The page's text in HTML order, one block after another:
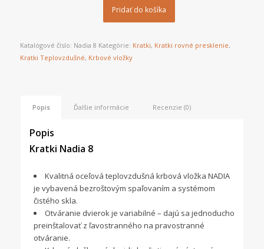
Pridať do košíka
Katalógové číslo: Nadia 8 Kategórie: Kratki, Kratki rovné presklenie,
Kratki Teplovzdušné, Krbové vložky
Popis Ďalšie informácie Recenzie (0)
Popis
Kratki Nadia 8
Kvalitná oceľová teplovzdušná krbová vložka NADIA
je vybavená bezroštovým spaľovaním a systémom
čistého skla.
Otváranie dvierok je variabilné – dajú sa jednoducho
preinštalovať z ľavostranného na pravostranné
otváranie.